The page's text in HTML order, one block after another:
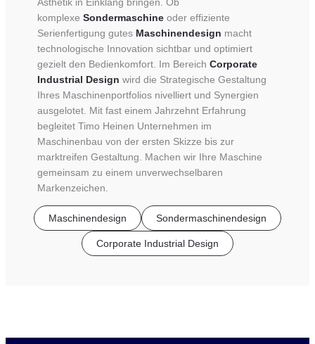
komplexe Sondermaschineoder effiziente
Serienfertigung gutes Maschinendesign macht
technologische Innovation sichtbar und optimiert
gezielt den Bedienkomfort. Im Bereich Corporate
Industrial Design wird die Strategische Gestaltung
Ihres Maschinenportfolios nivelliert und Synergien
ausgelotet. Mit fast einem Jahrzehnt Erfahrung
begleitet Timo Heinen Unternehmen im
Maschinenbau von der ersten Skizze bis zur
marktreifen Gestaltung. Machen wir Ihre Maschine
gemeinsam zu einem unverwechselbaren
Markenzeichen.
Maschinendesign Sondermaschinendesign
Corporate Industrial Design